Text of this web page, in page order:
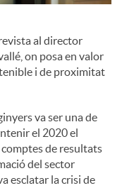
al director
on posa en valor
i de proximitat
va ser una de
el 2020 el
de resultats
del sector
esclatar la crisi de